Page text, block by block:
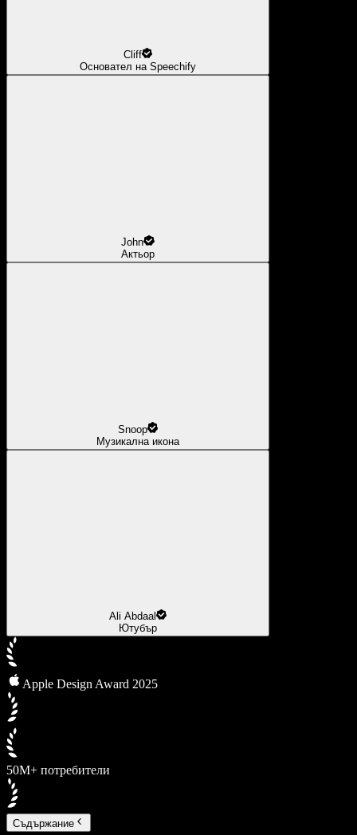
Cliff
Основател на Speechify
John
Актьор
Snoop
Музикална икона
Ali Abdaal
Ютубър
Apple Design Award 2025
50M+ потребители
Съдържание